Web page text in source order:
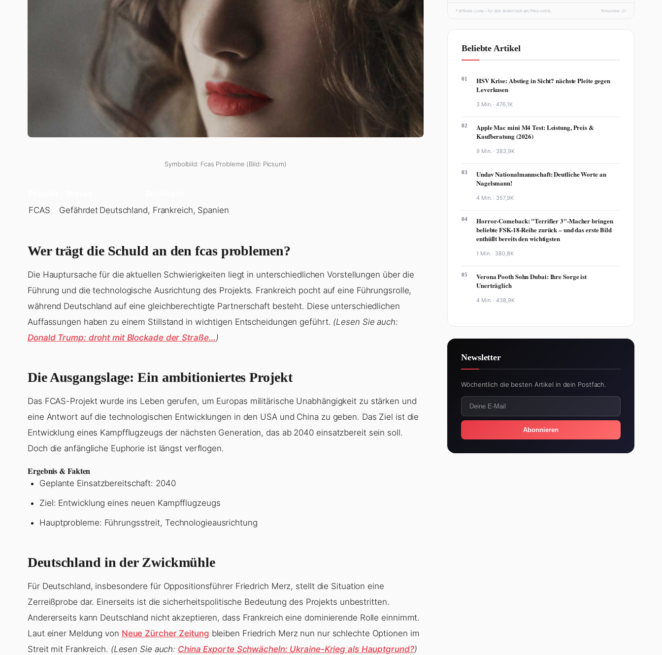
Symbolbild: Fcas Probleme (Bild: Picsum)
FCAS
Gefährdet Deutschland, Frankreich, Spanien
Wer trägt die Schuld an den fcas problemen?
Die Hauptursache für die aktuellen Schwierigkeiten liegt in unterschiedlichen Vorstellungen über die
Führung und die technologische Ausrichtung des Projekts. Frankreich pocht auf eine Führungsrolle,
während Deutschland auf eine gleichberechtigte Partnerschaft besteht. Diese unterschiedlichen
Auffassungen haben zu einem Stillstand in wichtigen Entscheidungen geführt. (Lesen Sie auch:
Donald Trump: droht mit Blockade der Straße… )
Die Ausgangslage: Ein ambitioniertes Projekt
Das FCAS-Projekt wurde ins Leben gerufen, um Europas militärische Unabhängigkeit zu stärken und
eine Antwort auf die technologischen Entwicklungen in den USA und China zu geben. Das Ziel ist die
Entwicklung eines Kampfflugzeugs der nächsten Generation, das ab 2040 einsatzbereit sein soll.
Doch die anfängliche Euphorie ist längst verflogen.
Ergebnis & Fakten
Geplante Einsatzbereitschaft: 2040
Ziel: Entwicklung eines neuen Kampfflugzeugs
Hauptprobleme: Führungsstreit, Technologieausrichtung
Deutschland in der Zwickmühle
Für Deutschland, insbesondere für Oppositionsführer Friedrich Merz, stellt die Situation eine
Zerreißprobe dar. Einerseits ist die sicherheitspolitische Bedeutung des Projekts unbestritten.
Andererseits kann Deutschland nicht akzeptieren, dass Frankreich eine dominierende Rolle einnimmt.
Laut einer Meldung von Neue Zürcher Zeitung bleiben Friedrich Merz nun nur schlechte Optionen im
Streit mit Frankreich. (Lesen Sie auch: China Exporte Schwächeln: Ukraine-Krieg als Hauptgrund?)
* Affiliate-Links – für dich ändert sich am Preis nichts. fhmonline-21
Beliebte Artikel
01
HSV Krise: Abstieg in Sicht? nächste Pleite gegen
Leverkusen
3 Min. ·476,1K
02
Apple Mac mini M4 Test: Leistung, Preis &
Kaufberatung (2026)
9 Min. · 383,9K
03
Undav Nationalmannschaft: Deutliche Worte an
Nagelsmann!
4 Min. · 357,9K
04
Horror-Comeback: "Terrifier 3"-Macher bringen
beliebte FSK-18-Reihe zurück – und das erste Bild
enthüllt bereits den wichtigsten
1 Min. · 380,8K
05
Verona Pooth Sohn Dubai: Ihre Sorge ist
Unerträglich
4 Min. ·438,9K
Newsletter
Wöchentlich die besten Artikel in dein Postfach.
Abonnieren